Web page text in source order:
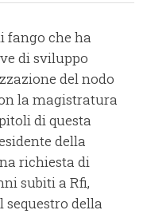
fango che ha
di sviluppo
del nodo
la magistratura
di questa
della
richiesta di
subiti a Rfi,
della